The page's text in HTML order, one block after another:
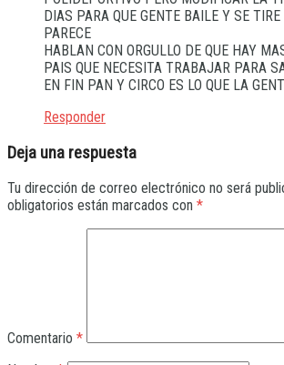
DIAS PARA QUE GENTE BAILE Y SE
PARECE
HABLAN CON ORGULLO DE QUE HAY
PAIS QUE NECESITA TRABAJAR PARA
EN FIN PAN Y CIRCO ES LO QUE LA
Responder
Deja una respuesta
Tu dirección de correo electrónico no será
obligatorios están marcados con *
Comentario *